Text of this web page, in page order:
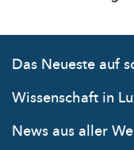
Das Neueste auf
Wissenschaft in
News aus aller